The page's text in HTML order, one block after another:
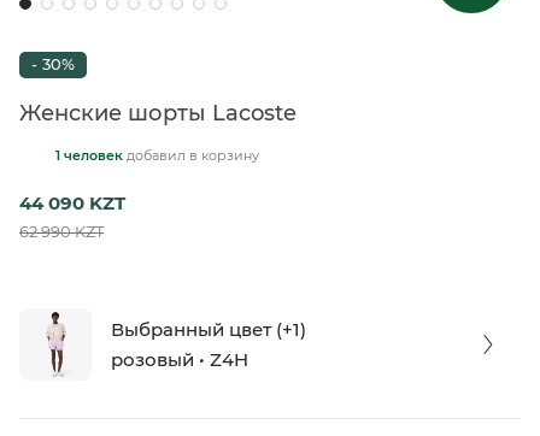
- 30%
Женские шорты Lacoste
1 человек добавил в корзину
44 090 KZT
62 990 KZT
Выбранный цвет (+1)
розовый • Z4H